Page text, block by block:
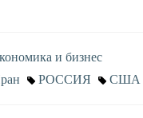
и бизнес
РОССИЯ США